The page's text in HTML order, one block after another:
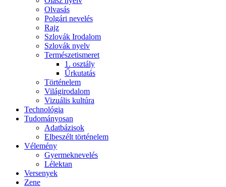
Olvasás
Polgári nevelés
Rajz
Szlovák Irodalom
Szlovák nyelv
Természetismeret
1. osztály
Űrkutatás
Történelem
Világirodalom
Vizuális kultúra
Technológia
Tudományosan
Adatbázisok
Elbeszélt történelem
Vélemény
Gyermeknevelés
Lélektan
Versenyek
Zene